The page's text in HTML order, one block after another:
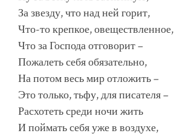
За звезду, что над ней горит,
Что-то крепкое, овеществленное,
Что за Господа отговорит –
Пожалеть себя обязательно,
На потом весь мир отложить –
Это только, тьфу, для писателя –
Расхотеть среди ночи жить
И поймать себя уже в воздухе,